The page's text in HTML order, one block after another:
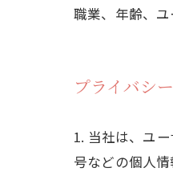
職業、年齢、
プライバシ
1. 当社は、ユ
号などの個人